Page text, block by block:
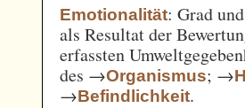
Emotionalität: Grad
als Resultat der
erfassten
des →Organismus; →
→Befindlichkeit.